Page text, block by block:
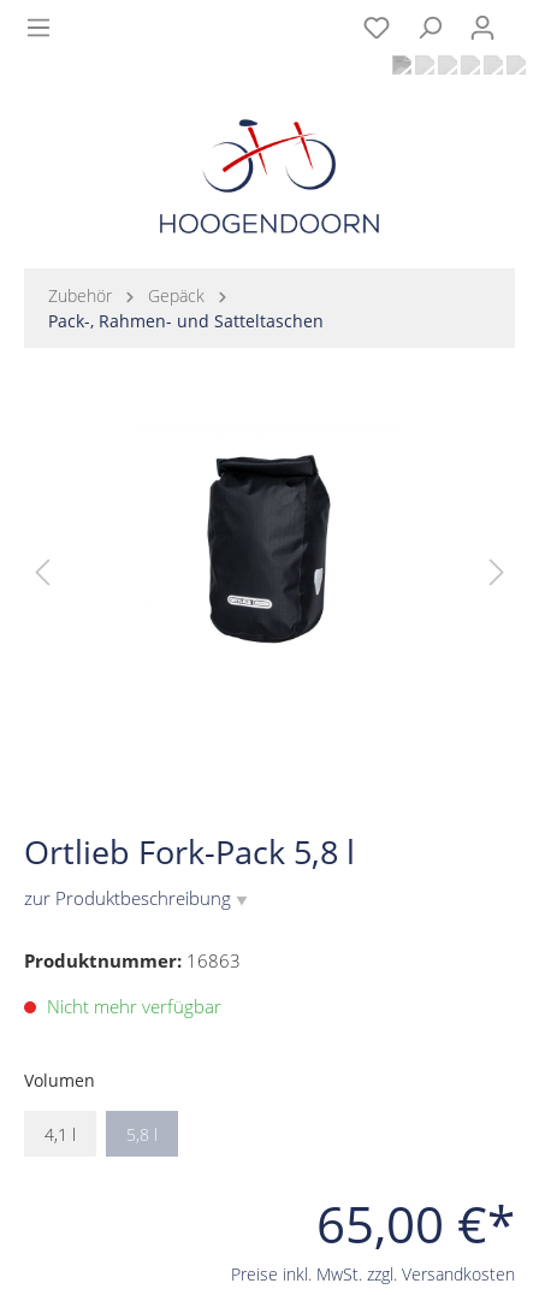
Zubehör
Gepäck
Pack-, Rahmen- und Satteltaschen
Ortlieb Fork-Pack 5,8 l
zur Produktbeschreibung ▼
Produktnummer: 16863
65,00 €*
Preise inkl. MwSt. zzgl. Versandkosten
Nicht mehr verfügbar
Volumen
4,1 l 5,8 l